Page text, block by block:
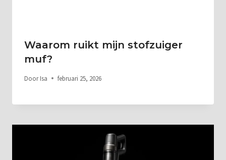
Waarom ruikt mijn stofzuiger
muf?
Door Isa februari 25, 2026